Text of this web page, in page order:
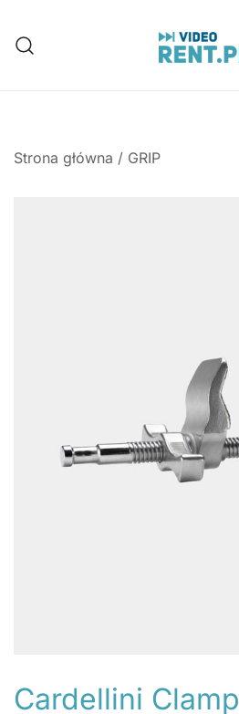
treści
Strona główna / GRIP
Cardellini Clamp